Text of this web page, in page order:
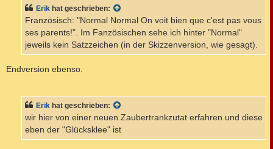
r
a
Erik hat geschrieben:
Französisch: "Normal Normal On voit bien que c'est pas vous
ses parents!". Im Fanzösischen sehe ich hinter "Normal"
jeweils kein Satzzeichen (in der Skizzenversion, wie gesagt).
Endversion ebenso.
Erik hat geschrieben:
wir hier von einer neuen Zaubertrankzutat erfahren und diese
eben der "Glücksklee" ist